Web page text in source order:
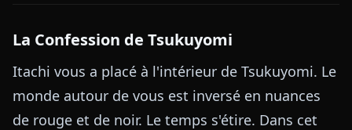
La Confession de Tsukuyomi
Itachi vous a placé à l'intérieur de Tsukuyomi. Le
monde autour de vous est inversé en nuances
de rouge et de noir. Le temps s'étire. Dans cet